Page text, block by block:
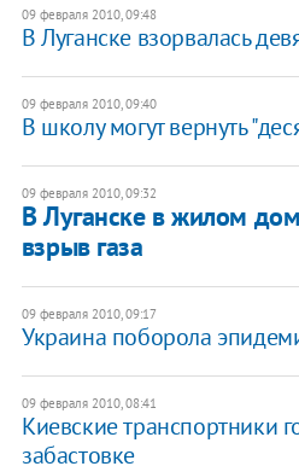
09 февраля 2010, 09:48
В Луганске взорвалась
09 февраля 2010, 09:40
В школу могут вернуть
09 февраля 2010, 09:32
В Луганске в жилом
взрыв газа
09 февраля 2010, 09:17
Украина поборола
09 февраля 2010, 08:41
Киевские транспортники
забастовке